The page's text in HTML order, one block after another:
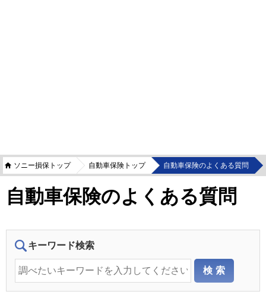
ソニー損保トップ 自動車保険トップ 自動車保険のよくある質問
自動車保険のよくある質問
キーワード検索